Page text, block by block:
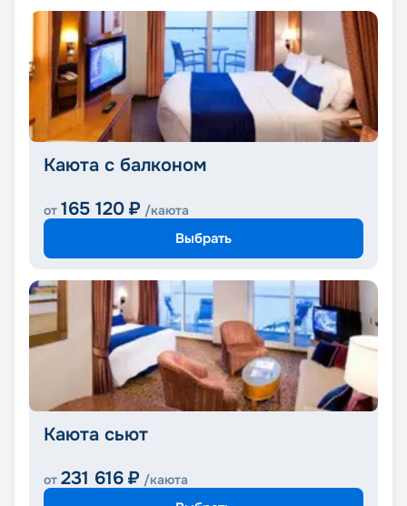
Каюта с балконом
от 165 120 ₽ /каюта
Выбрать
Каюта сьют
от 231 616 ₽ /каюта